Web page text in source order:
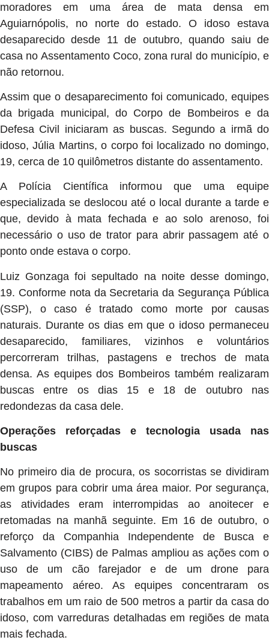
moradores em uma área de mata densa em
Aguiarnópolis, no norte do estado. O idoso estava
desaparecido desde 11 de outubro, quando saiu de
casa no Assentamento Coco, zona rural do município, e
não retornou.
Assim que o desaparecimento foi comunicado, equipes
da brigada municipal, do Corpo de Bombeiros e da
Defesa Civil iniciaram as buscas. Segundo a irmã do
idoso, Júlia Martins, o corpo foi localizado no domingo,
19, cerca de 10 quilômetros distante do assentamento.
A Polícia Científica informou que uma equipe
especializada se deslocou até o local durante a tarde e
que, devido à mata fechada e ao solo arenoso, foi
necessário o uso de trator para abrir passagem até o
ponto onde estava o corpo.
Luiz Gonzaga foi sepultado na noite desse domingo,
19. Conforme nota da Secretaria da Segurança Pública
(SSP), o caso é tratado como morte por causas
naturais. Durante os dias em que o idoso permaneceu
desaparecido, familiares, vizinhos e voluntários
percorreram trilhas, pastagens e trechos de mata
densa. As equipes dos Bombeiros também realizaram
buscas entre os dias 15 e 18 de outubro nas
redondezas da casa dele.
Operações reforçadas e tecnologia usada nas
buscas
No primeiro dia de procura, os socorristas se dividiram
em grupos para cobrir uma área maior. Por segurança,
as atividades eram interrompidas ao anoitecer e
retomadas na manhã seguinte. Em 16 de outubro, o
reforço da Companhia Independente de Busca e
Salvamento (CIBS) de Palmas ampliou as ações com o
uso de um cão farejador e de um drone para
mapeamento aéreo. As equipes concentraram os
trabalhos em um raio de 500 metros a partir da casa do
idoso, com varreduras detalhadas em regiões de mata
mais fechada.